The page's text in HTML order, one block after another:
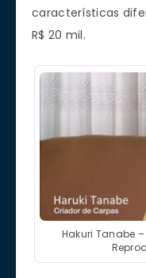
características
R$ 20 mil.
Hakuri Tanabe